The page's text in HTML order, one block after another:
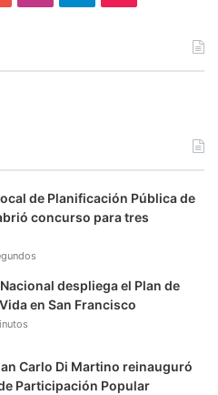
b
e
g
r
m
r
a
k
de Planificación Pública de
concurso para tres
despliega el Plan de
en San Francisco
Carlo Di Martino reinauguró
Participación Popular